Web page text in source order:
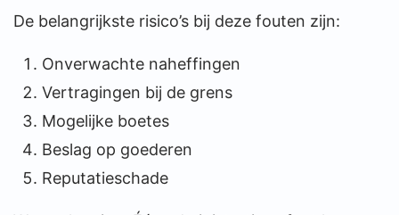
De belangrijkste risico’s bij deze fouten zijn:
Onverwachte naheffingen
Vertragingen bij de grens
Mogelijke boetes
Beslag op goederen
Reputatieschade